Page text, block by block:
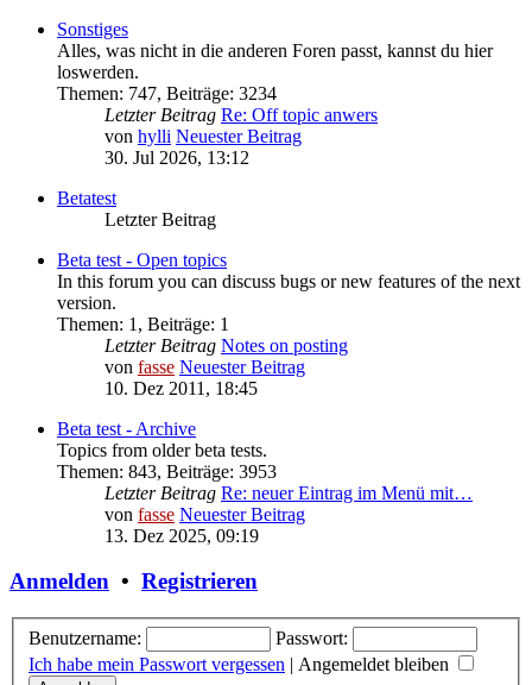
Sonstiges
Alles, was nicht in die anderen Foren passt, kannst du hier
loswerden.
Themen: 747, Beiträge: 3234
Letzter Beitrag Re: Off topic anwers
von hylli Neuester Beitrag
30. Jul 2026, 13:12
Betatest
Letzter Beitrag
Beta test - Open topics
In this forum you can discuss bugs or new features of the next
version.
Themen: 1 , Beiträge: 1
Letzter Beitrag Notes on posting
von fasse Neuester Beitrag
10. Dez 2011, 18:45
Beta test - Archive
Topics from older beta tests.
Themen: 843, Beiträge: 3953
Letzter Beitrag Re: neuer Eintrag im Menü mit…
von fasse Neuester Beitrag
13. Dez 2025, 09:19
Anmelden • Registrieren
Benutzername:
Passwort:
Ich habe mein Passwort vergessen | Angemeldet bleiben